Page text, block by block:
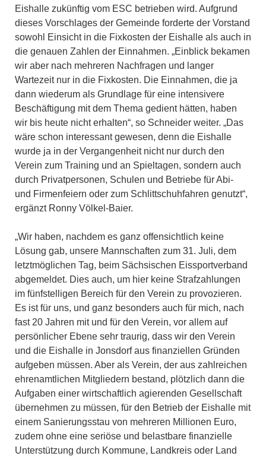
Eishalle zukünftig vom ESC betrieben wird. Aufgrund
dieses Vorschlages der Gemeinde forderte der Vorstand
sowohl Einsicht in die Fixkosten der Eishalle als auch in
die genauen Zahlen der Einnahmen. „Einblick bekamen
wir aber nach mehreren Nachfragen und langer
Wartezeit nur in die Fixkosten. Die Einnahmen, die ja
dann wiederum als Grundlage für eine intensivere
Beschäftigung mit dem Thema gedient hätten, haben
wir bis heute nicht erhalten“, so Schneider weiter. „Das
wäre schon interessant gewesen, denn die Eishalle
wurde ja in der Vergangenheit nicht nur durch den
Verein zum Training und an Spieltagen, sondern auch
durch Privatpersonen, Schulen und Betriebe für Abi-
und Firmenfeiern oder zum Schlittschuhfahren genutzt“,
ergänzt Ronny Völkel-Baier.
„Wir haben, nachdem es ganz offensichtlich keine
Lösung gab, unsere Mannschaften zum 31. Juli, dem
letztmöglichen Tag, beim Sächsischen Eissportverband
abgemeldet. Dies auch, um hier keine Strafzahlungen
im fünfstelligen Bereich für den Verein zu provozieren.
Es ist für uns, und ganz besonders auch für mich, nach
fast 20 Jahren mit und für den Verein, vor allem auf
persönlicher Ebene sehr traurig, dass wir den Verein
und die Eishalle in Jonsdorf aus finanziellen Gründen
aufgeben müssen. Aber als Verein, der aus zahlreichen
ehrenamtlichen Mitgliedern bestand, plötzlich dann die
Aufgaben einer wirtschaftlich agierenden Gesellschaft
übernehmen zu müssen, für den Betrieb der Eishalle mit
einem Sanierungsstau von mehreren Millionen Euro,
zudem ohne eine seriöse und belastbare finanzielle
Unterstützung durch Kommune, Landkreis oder Land